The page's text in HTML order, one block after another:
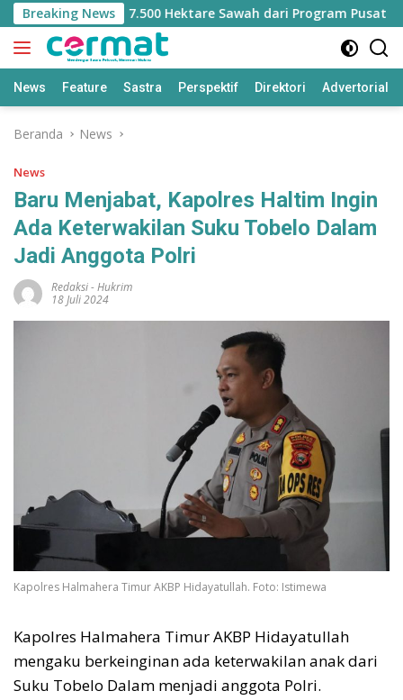
Langsung
ke
konten
Breaking News
Jatah 7.500 Hektare Sawah dari Program Pusat
News Feature Sastra Perspektif Direktori Advertorial
Beranda News
News
Baru Menjabat, Kapolres Haltim Ingin
Ada Keterwakilan Suku Tobelo Dalam
Jadi Anggota Polri
Redaksi-Hukrim
18 Juli 2024
Kapolres Halmahera Timur AKBP Hidayatullah. Foto: Istimewa
Kapolres Halmahera Timur AKBP Hidayatullah
mengaku berkeinginan ada keterwakilan anak dari
Suku Tobelo Dalam menjadi anggota Polri.